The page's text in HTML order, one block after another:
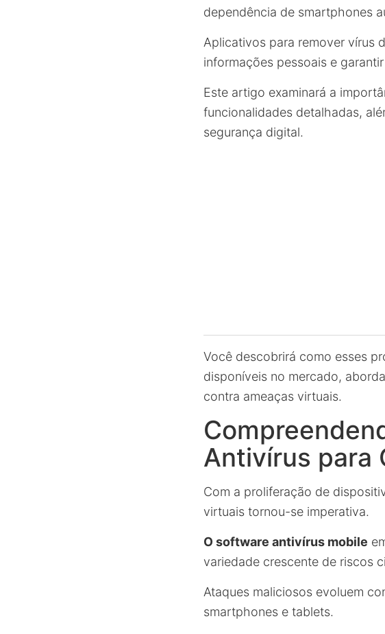
dependência de smartphones
Aplicativos para remover vírus
informações pessoais e
Este artigo examinará a
funcionalidades detalhadas,
segurança digital.
Você descobrirá como esses
disponíveis no mercado,
contra ameaças virtuais.
Antivírus para
Com a proliferação de
virtuais tornou-se imperativa.
O software antivírus mobile
variedade crescente de riscos
Ataques maliciosos evoluem
smartphones e tablets.